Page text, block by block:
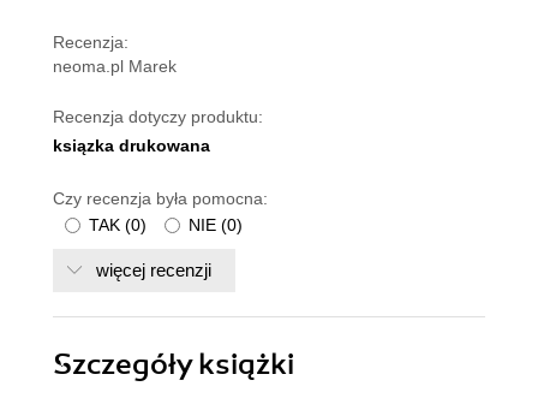
Recenzja:
neoma.pl Marek
Recenzja dotyczy produktu:
ksiązka drukowana
Czy recenzja była pomocna:
TAK (0) NIE (0)
więcej recenzji
Szczegółyksiążki